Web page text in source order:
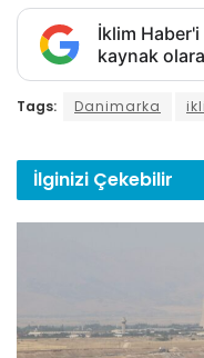
İklim
kaynak
Tags: Danimarka
İlginizi Çekebilir